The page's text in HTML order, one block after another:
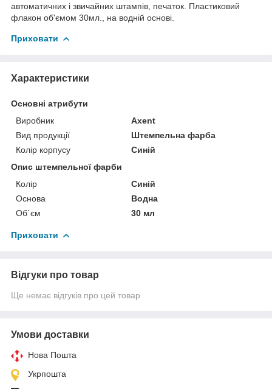
автоматичних і звичайних штампів, печаток. Пластиковий
флакон об'ємом 30мл., на водній основі.
Приховати
Характеристики
Основні атрибути
Виробник
Axent
Вид продукції
Штемпельна фарба
Колір корпусу
Синій
Опис штемпельної фарби
Колір
Синій
Основа
Водна
Об`єм
30 мл
Приховати
Відгуки про товар
Ще немає відгуків про цей товар
Умови доставки
Нова Пошта
Укрпошта